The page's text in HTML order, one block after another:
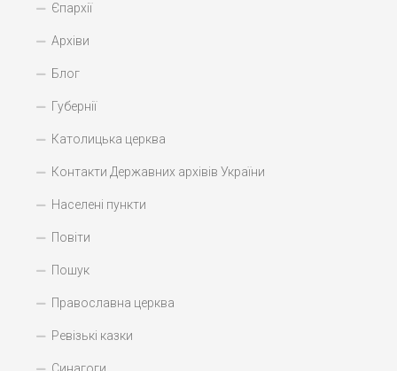
Єпархії
Архіви
Блог
Губернії
Католицька церква
Контакти Державних архівів України
Населені пункти
Повіти
Пошук
Православна церква
Ревізькі казки